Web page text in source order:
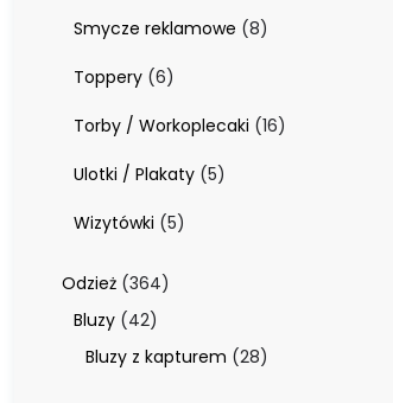
Smycze reklamowe 88
Toppery 66
Torby / Workoplecaki 1616
Ulotki / Plakaty 55
Wizytówki 55
Odzież 364364
Bluzy 4242
Bluzy z kapturem 2828